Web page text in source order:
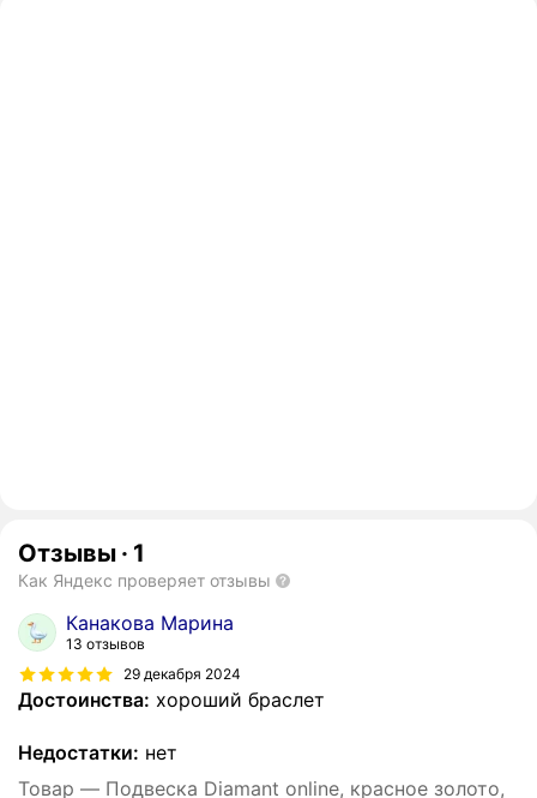
Отзывы · 1
Как Яндекс проверяет отзывы
Канакова Марина
13 отзывов
29 декабря 2024
Достоинства: хороший браслет
Недостатки: нет
Товар — Подвеска Diamant online, красное золото,